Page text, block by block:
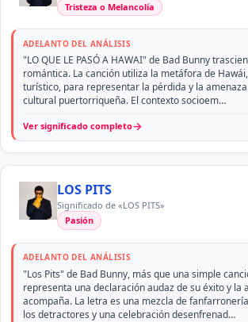
Tristeza o Melancolía
ADELANTO DEL ANÁLISIS
"LO QUE LE PASÓ A HAWAI" de Bad Bunny
romántica. La canción utiliza la metáfora de
turístico, para representar la pérdida y la
cultural puertorriqueña. El contexto socioem…
Ver significado completo→
LOS PITS
Significado de «LOS PITS»
Pasión
ADELANTO DEL ANÁLISIS
"Los Pits" de Bad Bunny, más que una simple
representa una declaración audaz de su éxito y la
acompaña. La letra es una mezcla de
los detractores y una celebración desenfrenad…